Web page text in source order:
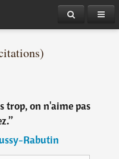
trop, on n'aime pas
”
Rabutin